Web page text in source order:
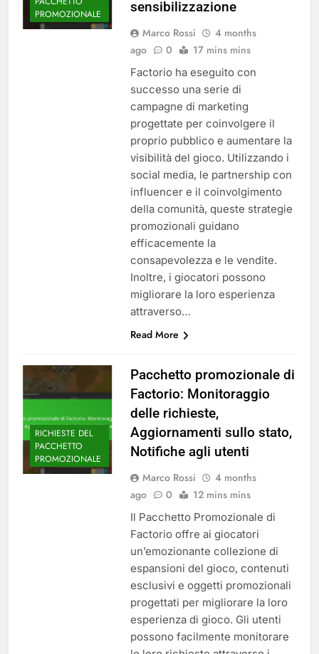
PROMOZIONALE
sensibilizzazione
Marco Rossi
4 months
ago
0 17 mins mins
Factorio ha eseguito con
successo una serie di
campagne di marketing
progettate per coinvolgere il
proprio pubblico e aumentare la
visibilità del gioco. Utilizzando i
social media, le partnership con
influencer e il coinvolgimento
della comunità, queste strategie
promozionali guidano
efficacemente la
consapevolezza e le vendite.
Inoltre, i giocatori possono
migliorare la loro esperienza
attraverso…
Read More
RICHIESTE DEL
PACCHETTO
PROMOZIONALE
Pacchetto promozionale di
Factorio: Monitoraggio
delle richieste,
Aggiornamenti sullo stato,
Notifiche agli utenti
Marco Rossi
4 months
ago
0 12 mins mins
Il Pacchetto Promozionale di
Factorio offre ai giocatori
un’emozionante collezione di
espansioni del gioco, contenuti
esclusivi e oggetti promozionali
progettati per migliorare la loro
esperienza di gioco. Gli utenti
possono facilmente monitorare